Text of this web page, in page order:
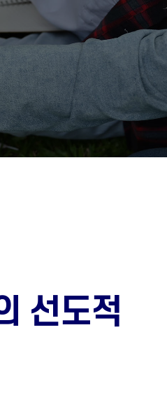
선도적